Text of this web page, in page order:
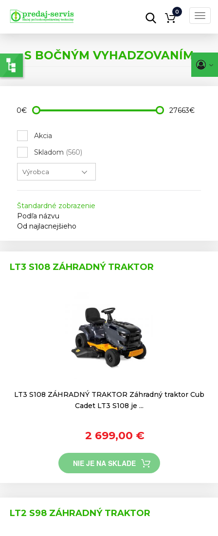
Skočiť
hlavný
obsah
0
S BOČNÝM VYHADZOVANÍM
0€ 27663€
Akcia
Skladom (560)
Štandardné zobrazenie
Podľa názvu
Od najlacnejšieho
LT3 S108 ZÁHRADNÝ TRAKTOR
LT3 S108 ZÁHRADNÝ TRAKTOR Záhradný traktor Cub
Cadet LT3 S108 je ...
2 699,00 €
NIE JE NA SKLADE
LT2 S98 ZÁHRADNÝ TRAKTOR